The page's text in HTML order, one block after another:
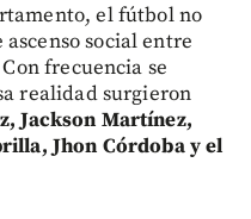
el fútbol no
social entre
frecuencia se
realidad surgieron
Jackson Martínez,
Jhon Córdoba y el